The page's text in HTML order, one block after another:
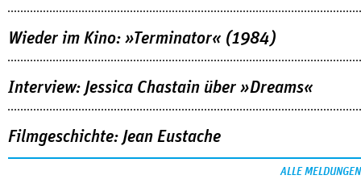
Wieder im Kino: »Terminator« (1984)
Interview: Jessica Chastain über »Dreams«
Filmgeschichte: Jean Eustache
ALLE MELDUNGEN